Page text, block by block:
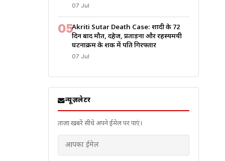
07 Jul
05Akriti Sutar Death Case: शादी के 72
दिन बाद मौत, दहेज, प्रताड़ना और रहस्यमयी
घटनाक्रम के शक में पति गिरफ्तार
07 Jul
न्यूज़लेटर
ताज़ा खबरें सीधे अपने ईमेल पर पाएं।